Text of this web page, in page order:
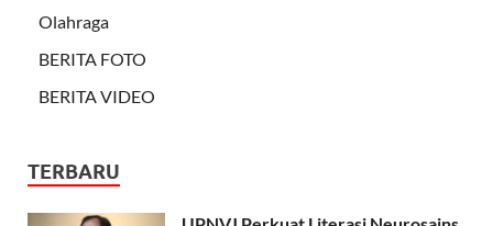
Olahraga
BERITA FOTO
BERITA VIDEO
TERBARU